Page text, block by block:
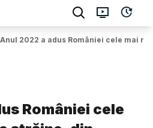
Anul 2022 a adus României cele mai
României cele